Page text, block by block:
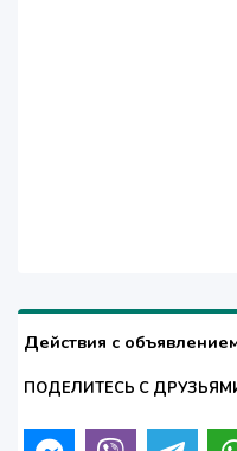
Действия с
ПОДЕЛИТЕСЬ С